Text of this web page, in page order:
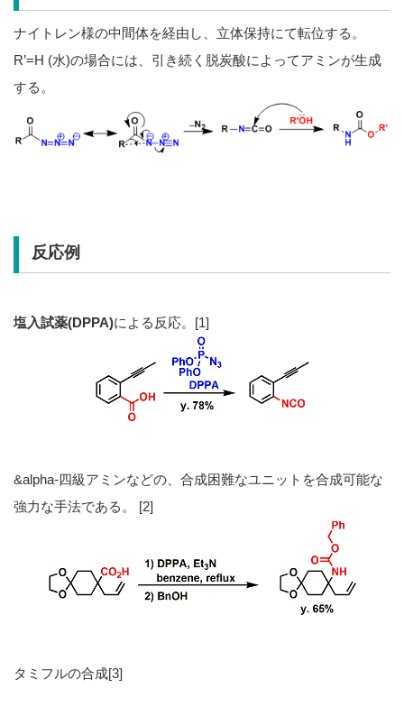
ナイトレン様の中間体を経由し、立体保持にて転位する。
R’=H (水)の場合には、引き続く脱炭酸によってアミンが生成
する。
反応例
塩入試薬(DPPA)による反応。[1]
&alpha-四級アミンなどの、合成困難なユニットを合成可能な
強力な手法である。 [2]
タミフルの合成[3]